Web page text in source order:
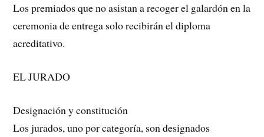
Los premiados que no asistan a recoger el galardón en la
ceremonia de entrega solo recibirán el diploma
acreditativo.
EL JURADO
Designación y constitución
Los jurados, uno por categoría, son designados